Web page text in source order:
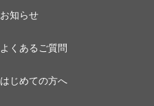
お知らせ
よくあるご質問
はじめての方へ